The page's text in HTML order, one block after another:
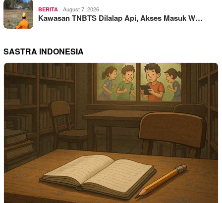
BERITA August 7, 2026
Kawasan TNBTS Dilalap Api, Akses Masuk W…
SASTRA INDONESIA